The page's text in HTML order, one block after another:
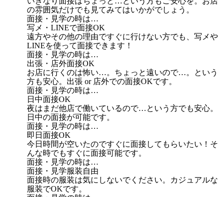
の雰囲気だけでも見てみてはいかがでしょう。
面接・見学の時は…
写メ・LINEで面接OK
遠方やその他の理由ですぐに行けない方でも、写メや
LINEを使って面接できます！
面接・見学の時は…
出張・店外面接OK
お店に行くのは怖い…。ちょっと遠いので…。という
方も安心。出張 or 店外での面接OKです。
面接・見学の時は…
日中面接OK
夜はまだ他店で働いているので…という方でも安心。
日中の面接が可能です。
面接・見学の時は…
即日面接OK
今日時間が空いたのですぐに面接してもらいたい！そ
んな時でもすぐに面接可能です。
面接・見学の時は…
面接・見学服装自由
面接時の服装は気にしないでください。カジュアルな
服装でOKです。